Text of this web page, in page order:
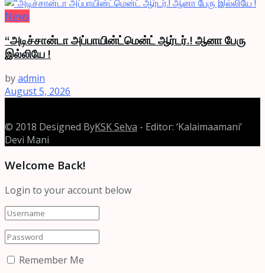
News
“அடிச்சான்டா அப்பாயின்ட்மென்ட் ஆர்டர்.! ஆனா பேரு
இல்லியே !
byadmin
August 5, 2026
© 2018 Designed ByKSK Selva - Editor: ‘Kalaimaamani’
Devi Mani
Welcome Back!
Login to your account below
Remember Me